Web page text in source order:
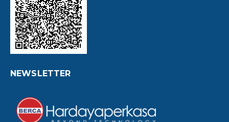
NEWSLETTER